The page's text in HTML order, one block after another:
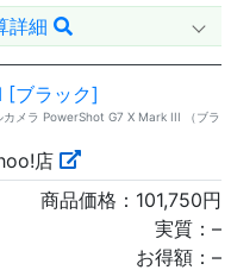
詳細
[ブラック]
メラ PowerShot G7 X Mark III （ブラ
店
商品価格： 101,750円
実質： –
お得額： –